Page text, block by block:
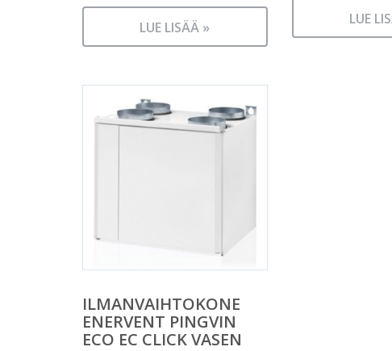
LUE LISÄÄ » LUE
ILMANVAIHTOKONE
ENERVENT PINGVIN
ECO EC CLICK VASEN